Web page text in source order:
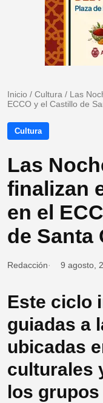
Inicio / Cultura / Las
ECCO y el Castillo de
Cultura
Las
finalizan
en el
de Santa
Redacción 9 agosto,
Este ciclo
guiadas a
ubicadas
culturales
los